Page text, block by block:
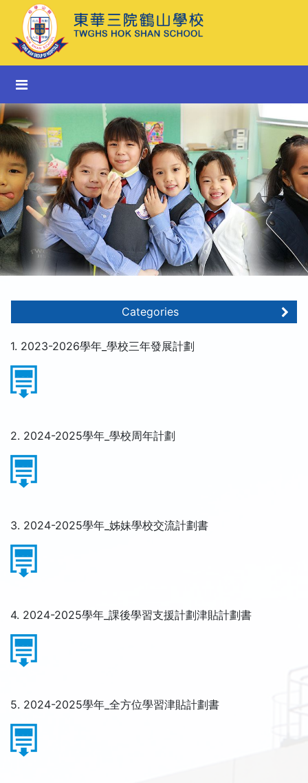
Categories
1. 2023-2026學年_學校三年發展計劃
2. 2024-2025學年_學校周年計劃
3. 2024-2025學年_姊妹學校交流計劃書
4. 2024-2025學年_課後學習支援計劃津貼計劃書
5. 2024-2025學年_全方位學習津貼計劃書